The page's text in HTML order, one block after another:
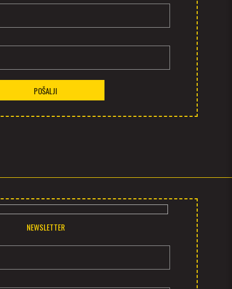
POŠALJI
NEWSLETTER